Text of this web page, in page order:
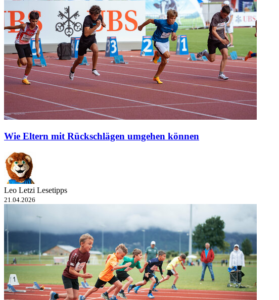
Wie Eltern mit Rückschlägen umgehen können
Leo Letzi Lesetipps
21.04.2026